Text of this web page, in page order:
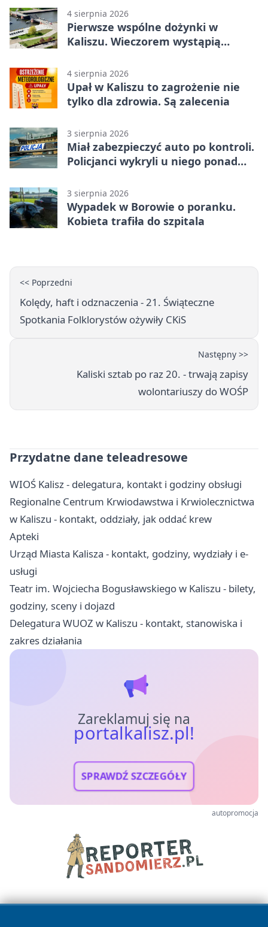
4 sierpnia 2026
Pierwsze wspólne dożynki w
Kaliszu. Wieczorem wystąpią
4 sierpnia 2026
Upał w Kaliszu to zagrożenie nie
tylko dla zdrowia. Są zalecenia
3 sierpnia 2026
Miał zabezpieczyć auto po kontroli.
Policjanci wykryli u niego ponad
3 sierpnia 2026
Wypadek w Borowie o poranku.
Kobieta trafiła do szpitala
<< Poprzedni
Kolędy, haft i odznaczenia - 21. Świąteczne
Spotkania Folklorystów ożywiły CKiS
Następny >>
Kaliski sztab po raz 20. - trwają zapisy
wolontariuszy do WOŚP
Przydatne dane teleadresowe
WIOŚ Kalisz - delegatura, kontakt i godziny obsługi
Regionalne Centrum Krwiodawstwa i Krwiolecznictwa
w Kaliszu - kontakt, oddziały, jak oddać krew
Apteki
Urząd Miasta Kalisza - kontakt, godziny, wydziały i e-
usługi
Teatr im. Wojciecha Bogusławskiego w Kaliszu - bilety,
godziny, sceny i dojazd
Delegatura WUOZ w Kaliszu - kontakt, stanowiska i
zakres działania
Zareklamuj się na
portalkalisz.pl!
SPRAWDŹ SZCZEGÓŁY
autopromocja